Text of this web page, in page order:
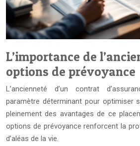
L’importance de
options de prévoyance
L’ancienneté d’un contrat
paramètre déterminant pour optimiser
pleinement des avantages de ce
options de prévoyance renforcent la
d’aléas de la vie.